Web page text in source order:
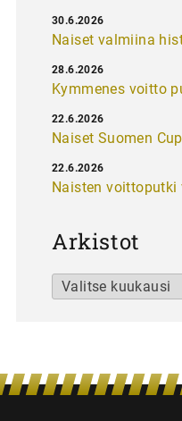
Naiset valmiina
30.6.2026
Kymmenes voitto
28.6.2026
Naiset Suomen
22.6.2026
Naisten voittoputki
22.6.2026
Arkistot
Arkistot